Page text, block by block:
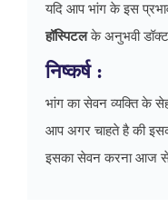
यदि आप भांग के इस
हॉस्पिटलके अनुभवी
निष्कर्ष :
भांग का सेवन व्यक्ति के
आप अगर चाहते है की
इसका सेवन करना आज से